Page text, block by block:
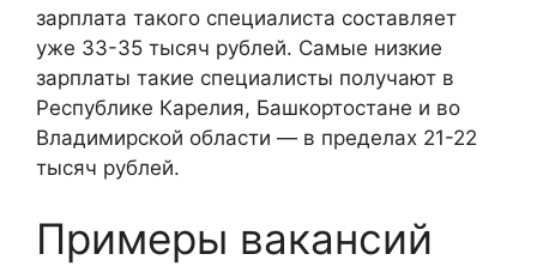
зарплата такого специалиста составляет
уже 33-35 тысяч рублей. Самые низкие
зарплаты такие специалисты получают в
Республике Карелия, Башкортостане и во
Владимирской области — в пределах 21-22
тысяч рублей.
Примеры вакансий